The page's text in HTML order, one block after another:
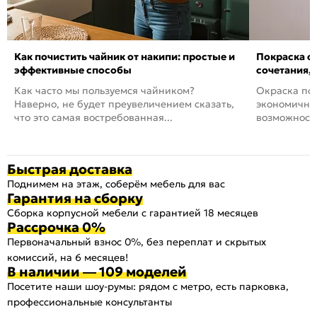
Как почистить чайник от накипи: простые и
эффективные способы
Как часто мы пользуемся чайником?
Наверно, не будет преувеличением сказать,
что это самая востребованная...
Покраска
сочетания,
Окраска
Быстрая доставка
Поднимем на этаж, соберём мебель для вас
Гарантия на сборку
Сборка корпусной мебели с гарантией 18 месяцев
Рассрочка 0%
Первоначальный взнос 0%, без переплат и скрытых
комиссий, на 6 месяцев!
В наличии — 109 моделей
Посетите наши шоу-румы: рядом с метро, есть парковка,
профессиональные консультанты